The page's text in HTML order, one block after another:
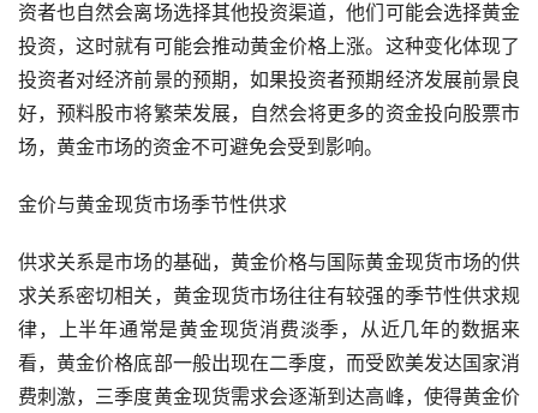
资者也自然会离场选择其他投资渠道，他们可能会选择黄金
投资，这时就有可能会推动黄金价格上涨。这种变化体现了
投资者对经济前景的预期，如果投资者预期经济发展前景良
好，预料股市将繁荣发展，自然会将更多的资金投向股票市
场，黄金市场的资金不可避免会受到影响。
金价与黄金现货市场季节性供求
供求关系是市场的基础，黄金价格与国际黄金现货市场的供
求关系密切相关，黄金现货市场往往有较强的季节性供求规
律，上半年通常是黄金现货消费淡季，从近几年的数据来
看，黄金价格底部一般出现在二季度，而受欧美发达国家消
费刺激，三季度黄金现货需求会逐渐到达高峰，使得黄金价